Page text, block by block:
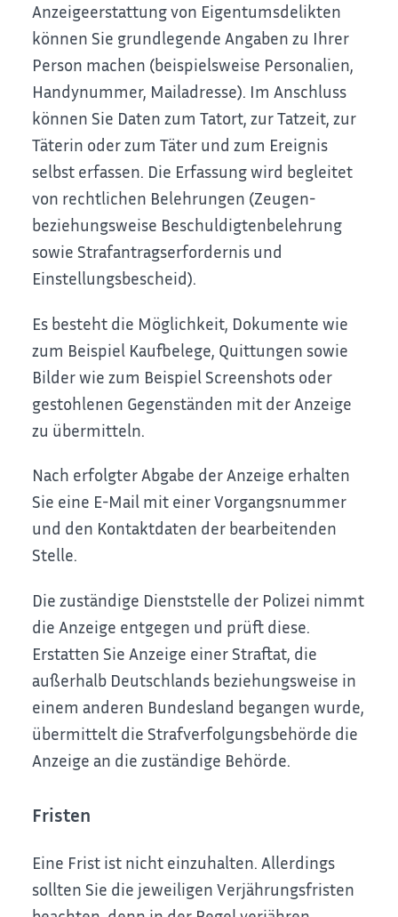
Anzeigeerstattung von Eigentumsdelikten
können Sie grundlegende Angaben zu Ihrer
Person machen (beispielsweise Personalien,
Handynummer, Mailadresse). Im Anschluss
können Sie Daten zum Tatort, zur Tatzeit, zur
Täterin oder zum Täter und zum Ereignis
selbst erfassen. Die Erfassung wird begleitet
von rechtlichen Belehrungen (Zeugen-
beziehungsweise Beschuldigtenbelehrung
sowie Strafantragserfordernis und
Einstellungsbescheid).
Es besteht die Möglichkeit, Dokumente wie
zum Beispiel Kaufbelege, Quittungen sowie
Bilder wie zum Beispiel Screenshots oder
gestohlenen Gegenständen mit der Anzeige
zu übermitteln.
Nach erfolgter Abgabe der Anzeige erhalten
Sie eine E-Mail mit einer Vorgangsnummer
und den Kontaktdaten der bearbeitenden
Stelle.
Die zuständige Dienststelle der Polizei nimmt
die Anzeige entgegen und prüft diese.
Erstatten Sie Anzeige einer Straftat, die
außerhalb Deutschlands beziehungsweise in
einem anderen Bundesland begangen wurde,
übermittelt die Strafverfolgungsbehörde die
Anzeige an die zuständige Behörde.
Fristen
Eine Frist ist nicht einzuhalten. Allerdings
sollten Sie die jeweiligen Verjährungsfristen